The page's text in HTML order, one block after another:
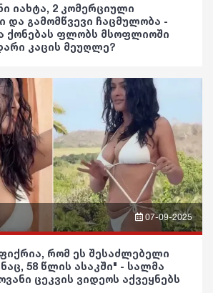
იახტა, 2 კომერციული
და გამომწვევი ჩაცმულობა -
ქონებას ფლობს მსოფლიოში
კაცის მეუღლე?
07-09-2025
რომ ეს შესაძლებელი
58 წლის ასაკში" - სალმა
ცეკვის ვიდეოს აქვეყნებს